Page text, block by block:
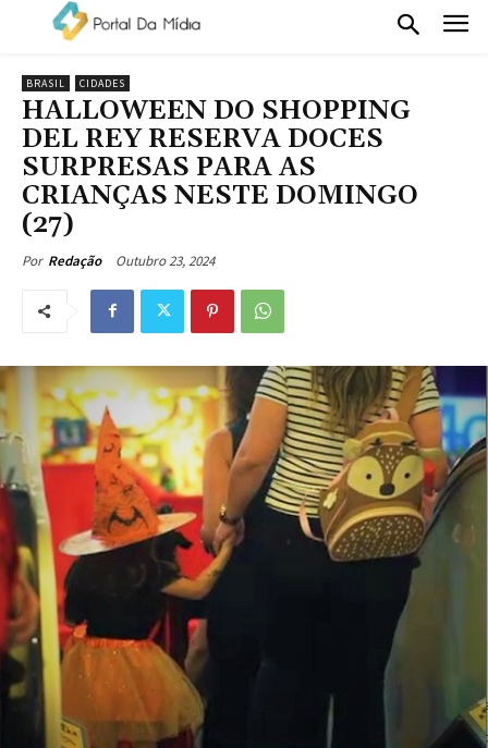
BRASIL CIDADES
HALLOWEEN DO SHOPPING
DEL REY RESERVA DOCES
SURPRESAS PARA AS
CRIANÇAS NESTE DOMINGO
(27)
Por Redação Outubro 23, 2024